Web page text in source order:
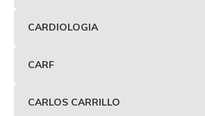
CARDIOLOGIA
CARF
CARLOS CARRILLO